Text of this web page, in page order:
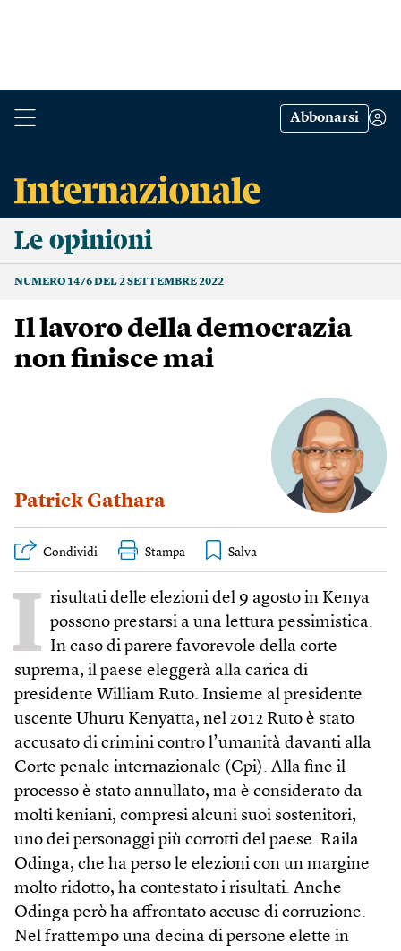
Abbonarsi
Le opinioni
NUMERO 1476 DEL 2 SETTEMBRE 2022
Il lavoro della democrazia
non finisce mai
Patrick Gathara
Condividi Stampa
I risultati delle elezioni del 9 agosto in Kenya
possono prestarsi a una lettura pessimistica.
In caso di parere favorevole della corte
suprema, il paese eleggerà alla carica di
presidente William Ruto. Insieme al presidente
uscente Uhuru Kenyatta, nel 2012 Ruto è stato
accusato di crimini contro l’umanità davanti alla
Corte penale internazionale (Cpi). Alla fine il
processo è stato annullato, ma è considerato da
molti keniani, compresi alcuni suoi sostenitori,
uno dei personaggi più corrotti del paese. Raila
Odinga, che ha perso le elezioni con un margine
molto ridotto, ha contestato i risultati. Anche
Odinga però ha affrontato accuse di corruzione.
Nel frattempo una decina di persone elette in